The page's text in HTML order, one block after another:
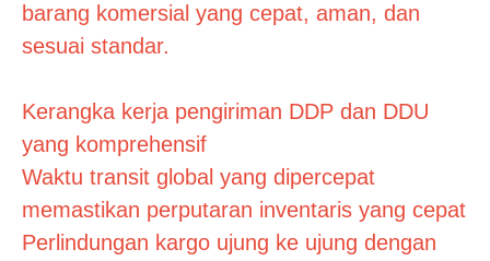
barang komersial yang cepat, aman, dan
sesuai standar.
Kerangka kerja pengiriman DDP dan DDU
yang komprehensif
Waktu transit global yang dipercepat
memastikan perputaran inventaris yang cepat
Perlindungan kargo ujung ke ujung dengan